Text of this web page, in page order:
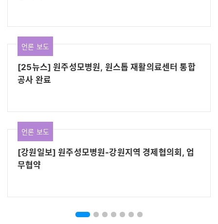
언론 보도
[25뉴스] 원주성모병원, 원스톱 재활의료센터 통합
공사 완료
언론 보도
[강원일보] 원주성모병원-강원지역 경제협의회, 업
무협약